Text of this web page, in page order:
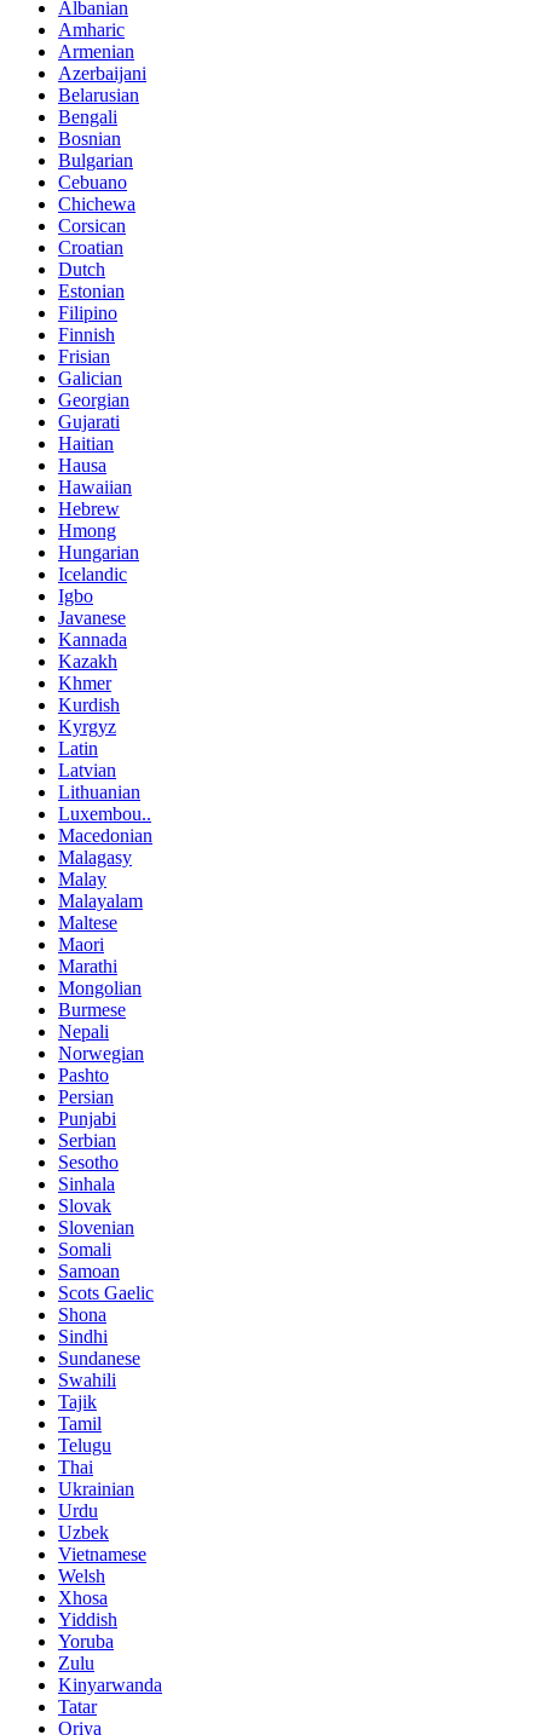
Albanian
Amharic
Armenian
Azerbaijani
Belarusian
Bengali
Bosnian
Bulgarian
Cebuano
Chichewa
Corsican
Croatian
Dutch
Estonian
Filipino
Finnish
Frisian
Galician
Georgian
Gujarati
Haitian
Hausa
Hawaiian
Hebrew
Hmong
Hungarian
Icelandic
Igbo
Javanese
Kannada
Kazakh
Khmer
Kurdish
Kyrgyz
Latin
Latvian
Lithuanian
Luxembou..
Macedonian
Malagasy
Malay
Malayalam
Maltese
Maori
Marathi
Mongolian
Burmese
Nepali
Norwegian
Pashto
Persian
Punjabi
Serbian
Sesotho
Sinhala
Slovak
Slovenian
Somali
Samoan
Scots Gaelic
Shona
Sindhi
Sundanese
Swahili
Tajik
Tamil
Telugu
Thai
Ukrainian
Urdu
Uzbek
Vietnamese
Welsh
Xhosa
Yiddish
Yoruba
Zulu
Kinyarwanda
Tatar
Oriya